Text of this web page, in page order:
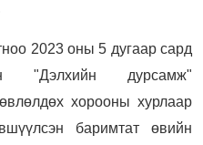
2023 оны 5 дугаар сард
"Дэлхийн дурсамж"
хорооны хурлаар
баримтат өвийн